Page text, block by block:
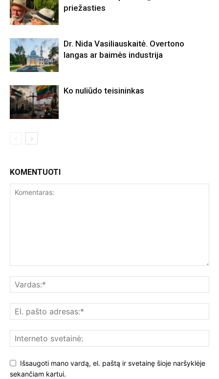
priežasties
Dr. Nida Vasiliauskaitė. Overtono
langas ar baimės industrija
Ko nuliūdo teisininkas
KOMENTUOTI
Išsaugoti mano vardą, el. paštą ir svetainę šioje naršyklėje
sekančiam kartui.